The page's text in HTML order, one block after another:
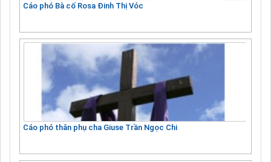
Cáo phó Bà cố Rosa Đinh Thị Vóc
Cáo phó thân phụ cha Giuse Trần Ngọc Chi